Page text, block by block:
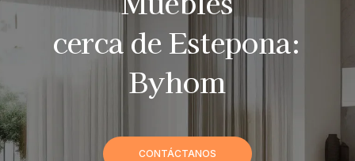
cerca de Estepona:
Byhom
CONTÁCTANOS